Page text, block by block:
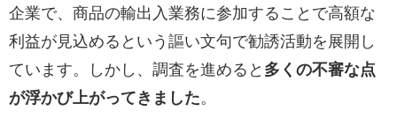
企業で、商品の輸出入業務に参加することで高額な
利益が見込めるという謳い文句で勧誘活動を展開し
ています。しかし、調査を進めると 多くの不審な点
が浮かび上がってきました